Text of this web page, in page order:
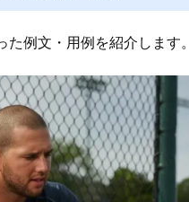
た例文・用例を紹介します。